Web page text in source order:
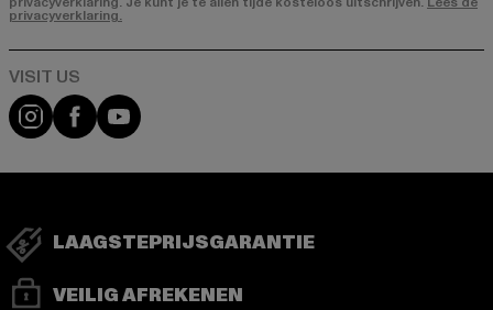
privacyverklaring.
Visit our Instagram page:
Visit our Facebook page:
Visit our YouTube channel:
LAAGSTEPRIJSGARANTIE
VEILIG AFREKENEN